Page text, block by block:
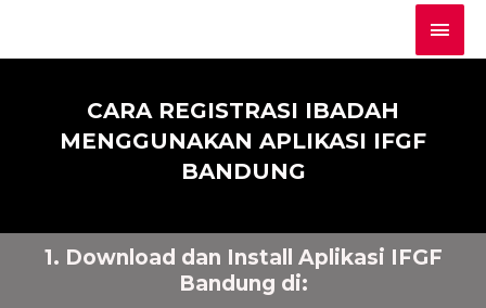
CARA REGISTRASI IBADAH
MENGGUNAKAN APLIKASI IFGF
BANDUNG
1. Download dan Install Aplikasi IFGF
Bandung di: